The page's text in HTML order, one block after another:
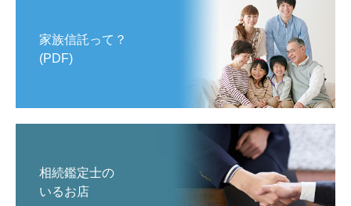
家族信託って？
(PDF)
相続鑑定士の
いるお店